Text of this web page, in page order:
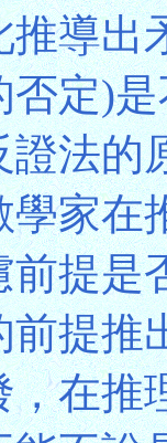
推導出
否定)
證法的
學家在
前提是
前提推
，在推